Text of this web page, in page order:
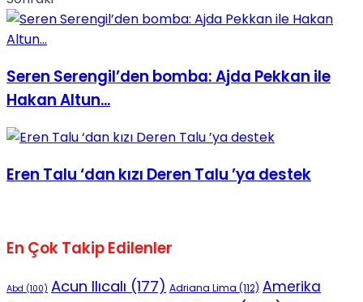
Seren Serengil’den bomba: Ajda Pekkan ile
Hakan Altun...
Eren Talu ‘dan kızı Deren Talu ’ya destek
En Çok Takip Edilenler
Abd (100) Acun Ilıcalı (177) Adriana Lima (112) Amerika